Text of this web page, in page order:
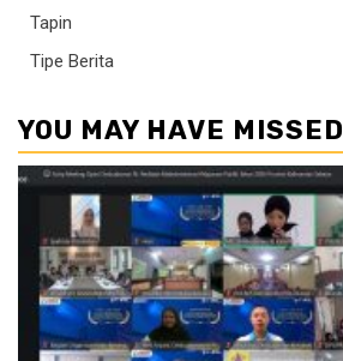
Tapin
Tipe Berita
YOU MAY HAVE MISSED